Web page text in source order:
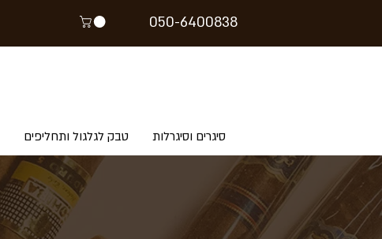
050-6400838
סיגרים וסיגרלות טבק לגלגול ותחליפים